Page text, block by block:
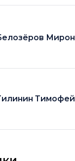
Мирон
Тимофей